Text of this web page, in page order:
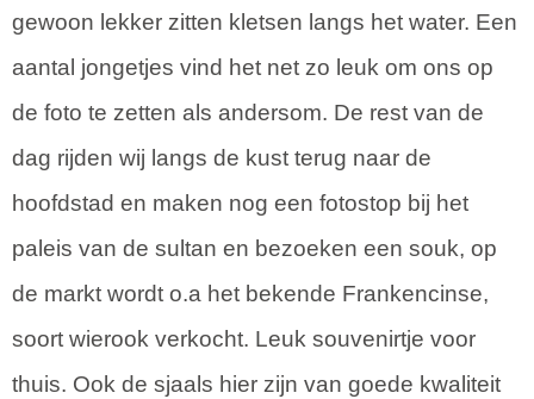
gewoon lekker zitten kletsen langs het water. Een
aantal jongetjes vind het net zo leuk om ons op
de foto te zetten als andersom. De rest van de
dag rijden wij langs de kust terug naar de
hoofdstad en maken nog een fotostop bij het
paleis van de sultan en bezoeken een souk, op
de markt wordt o.a het bekende Frankencinse,
soort wierook verkocht. Leuk souvenirtje voor
thuis. Ook de sjaals hier zijn van goede kwaliteit